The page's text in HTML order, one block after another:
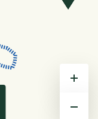
+
–